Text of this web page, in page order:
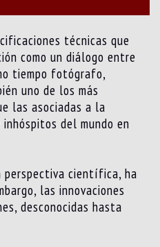
técnicas que
como un diálogo entre
tiempo fotógrafo,
uno de los más
las asociadas a la
del mundo en
perspectiva científica, ha
las innovaciones
desconocidas hasta